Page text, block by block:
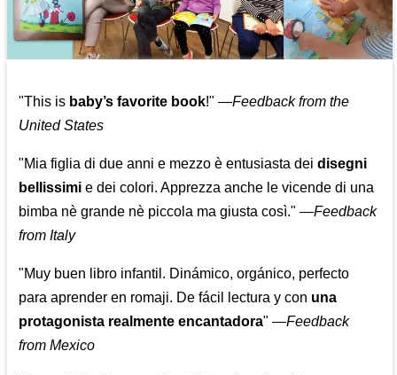
"This is baby’s favorite book!" —Feedback from the
United States
"Mia figlia di due anni e mezzo è entusiasta deidisegni
bellissimi e dei colori. Apprezza anche le vicende di una
bimba nè grande nè piccola ma giusta così." —Feedback
from Italy
"Muy buen libro infantil. Dinámico, orgánico, perfecto
para aprender en romaji. De fácil lectura y con una
protagonista realmente encantadora" —Feedback
from Mexico